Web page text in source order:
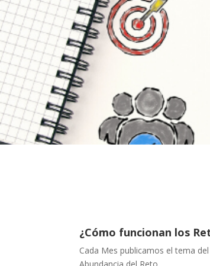
¿Cómo funcionan los
Cada Mes publicamos el tema